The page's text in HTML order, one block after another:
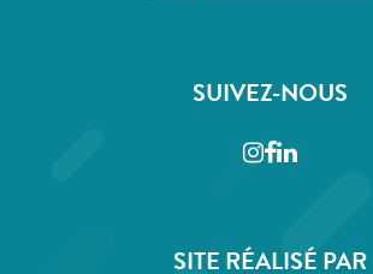
SUIVEZ-NOUS
Instagram
Facebook
LinkedIn
SITE RÉALISÉ PAR